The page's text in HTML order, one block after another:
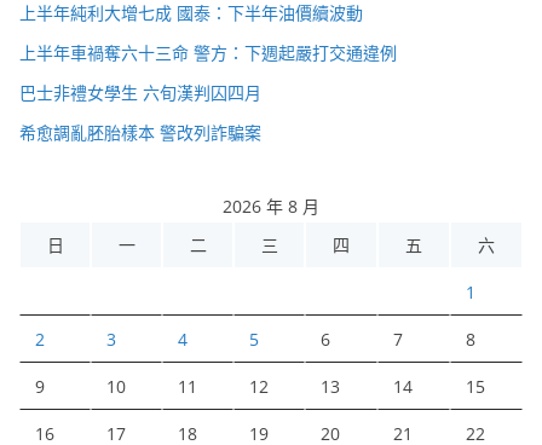
上半年純利大增七成 國泰：下半年油價續波動
上半年車禍奪六十三命 警方：下週起嚴打交通違例
巴士非禮女學生 六旬漢判囚四月
希愈調亂胚胎樣本 警改列詐騙案
2026 年 8 月
日
一 二 三 四 五 六
1
2 3 4 5 6 7 8
9 10 11 12 13 14 15
16 17 18 19 20 21 22